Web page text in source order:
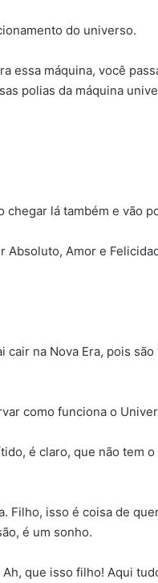
do universo.
essa máquina, você
polias da máquina
lá também e vão
Amor e
na Nova Era, pois são
como funciona o
é claro, que não tem
Filho, isso é coisa de
é um sonho.
que isso filho! Aqui